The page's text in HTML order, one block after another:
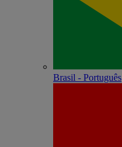
Brasil - Português